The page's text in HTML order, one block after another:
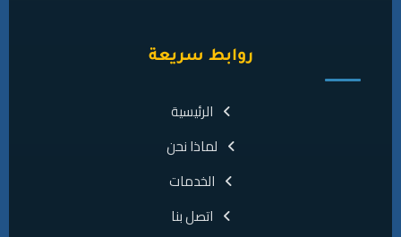
روابط سريعة
الرئيسية
لماذا نحن
الخدمات
اتصل بنا